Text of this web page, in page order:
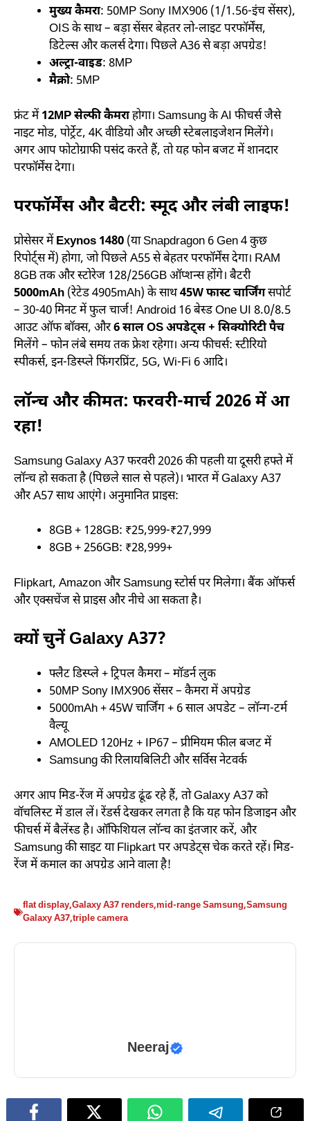
मुख्य कैमरा: 50MP Sony IMX906 (1/1.56-इंच सेंसर),
OIS के साथ – बड़ा सेंसर बेहतर लो-लाइट परफॉर्मेंस,
डिटेल्स और कलर्स देगा। पिछले A36 से बड़ा अपग्रेड!
अल्ट्रा-वाइड: 8MP
मैक्रो: 5MP
फ्रंट में12MP सेल्फी कैमराहोगा। Samsung के AI फीचर्स जैसे
नाइट मोड, पोर्ट्रेट, 4K वीडियो और अच्छी स्टेबलाइजेशन मिलेंगे।
अगर आप फोटोग्राफी पसंद करते हैं, तो यह फोन बजट में शानदार
परफॉर्मेंस देगा।
परफॉर्मेंस और बैटरी: स्मूद और लंबी लाइफ!
प्रोसेसर मेंExynos 1480 (या Snapdragon 6 Gen 4 कुछ
रिपोर्ट्स में) होगा, जो पिछले A55 से बेहतर परफॉर्मेंस देगा। RAM
8GB तक और स्टोरेज 128/256GB ऑप्शन्स होंगे। बैटरी
5000mAh (रेटेड 4905mAh) के साथ45W फास्ट चार्जिंगसपोर्ट
– 30-40 मिनट में फुल चार्ज! Android 16 बेस्ड One UI 8.0/8.5
आउट ऑफ बॉक्स, और6 साल OS अपडेट्स + सिक्योरिटी पैच
मिलेंगे – फोन लंबे समय तक फ्रेश रहेगा। अन्य फीचर्स: स्टीरियो
स्पीकर्स, इन-डिस्प्ले फिंगरप्रिंट, 5G, Wi-Fi 6 आदि।
लॉन्च और कीमत: फरवरी-मार्च 2026 में आ
रहा!
Samsung Galaxy A37 फरवरी 2026 की पहली या दूसरी हफ्ते में
लॉन्च हो सकता है (पिछले साल से पहले)। भारत में Galaxy A37
और A57 साथ आएंगे। अनुमानित प्राइस:
8GB + 128GB: ₹25,999-₹27,999
8GB + 256GB: ₹28,999+
Flipkart, Amazon और Samsung स्टोर्स पर मिलेगा। बैंक ऑफर्स
और एक्सचेंज से प्राइस और नीचे आ सकता है।
क्यों चुनें Galaxy A37?
फ्लैट डिस्प्ले + ट्रिपल कैमरा – मॉडर्न लुक
50MP Sony IMX906 सेंसर – कैमरा में अपग्रेड
5000mAh + 45W चार्जिंग + 6 साल अपडेट – लॉन्ग-टर्म
वैल्यू
AMOLED 120Hz + IP67 – प्रीमियम फील बजट में
Samsung की रिलायबिलिटी और सर्विस नेटवर्क
अगर आप मिड-रेंज में अपग्रेड ढूंढ रहे हैं, तो Galaxy A37 को
वॉचलिस्ट में डाल लें। रेंडर्स देखकर लगता है कि यह फोन डिजाइन और
फीचर्स में बैलेंस्ड है। ऑफिशियल लॉन्च का इंतजार करें, और
Samsung की साइट या Flipkart पर अपडेट्स चेक करते रहें। मिड-
रेंज में कमाल का अपग्रेड आने वाला है!
flat display,Galaxy A37 renders,mid-range Samsung,Samsung
Galaxy A37,triple camera
Neeraj